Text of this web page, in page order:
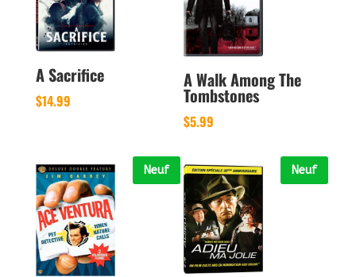
A Sacrifice
$14.99
A Walk Among The
Tombstones
$5.99
Neuf Neuf